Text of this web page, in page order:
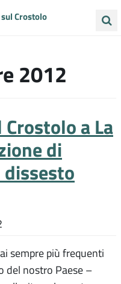
Crostolo
2012
a La
di
sempre più frequenti
del nostro Paese –